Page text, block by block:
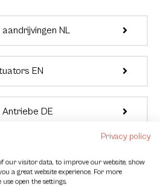
NL
EN
DE
Privacy policy
our visitor data, to improve our website, show
a great website experience. For more
open the settings.